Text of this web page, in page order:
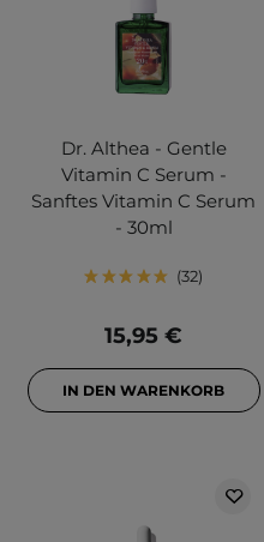
Dr. Althea - Gentle
Vitamin C Serum -
Sanftes Vitamin C Serum
- 30ml
32
15,95 €
IN DEN WARENKORB